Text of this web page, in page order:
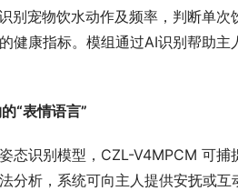
别宠物饮水动作及频率，判断单
健康指标。模组通过AI识别帮助
“表情语言”
态识别模型，CZL-V4MPCM 可
分析，系统可向主人提供安抚或